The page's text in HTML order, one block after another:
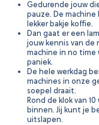
Gedurende jouw
pauze. De
lekker bakje koffie.
Dan gaat er een
jouw kennis van de
machine in no time
paniek.
De hele werkdag
machines in onze
soepel draait.
Rond de klok van
binnen. Jij kunt je
uitslapen.